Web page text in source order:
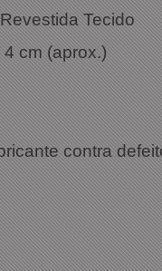
Tecido
cm (aprox.)
contra